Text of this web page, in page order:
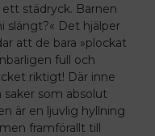
ett städryck. Barnen
slängt?« Det hjälper
att de bara »plockat
full och
riktigt! Där inne
som absolut
är en ljuvlig hyllning
framförallt till